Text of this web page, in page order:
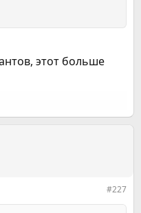
этот больше
#227